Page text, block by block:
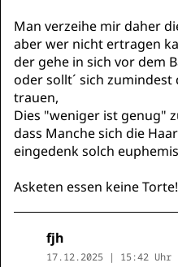
Man verzeihe mir daher
aber wer nicht ertragen
der gehe in sich vor dem
oder sollt´ sich
trauen,
Dies "weniger ist genug"
dass Manche sich die
eingedenk solch
Asketen essen keine Torte!
fjh
17.12.2025 | 15:42 Uhr